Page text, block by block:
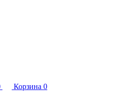
Корзина 0